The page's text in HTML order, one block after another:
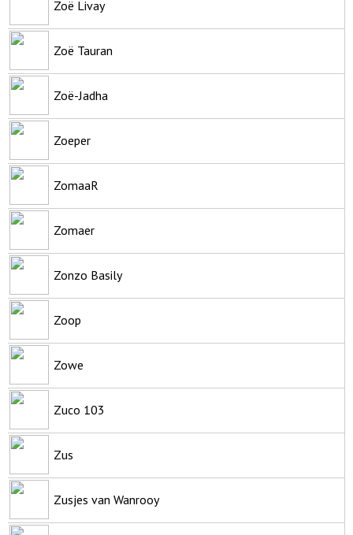
Zoë Livay
Zoë Tauran
Zoë-Jadha
Zoeper
ZomaaR
Zomaer
Zonzo Basily
Zoop
Zowe
Zuco 103
Zus
Zusjes van Wanrooy